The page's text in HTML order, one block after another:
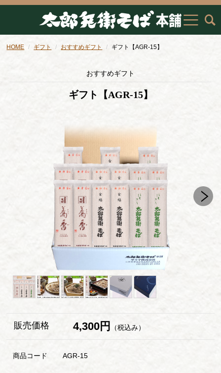
HOME ギフト おすすめギフト ギフト【AGR-15】
おすすめギフト
ギフト【AGR-15】
販売価格 4,300円 （税込み）
商品コード AGR-15